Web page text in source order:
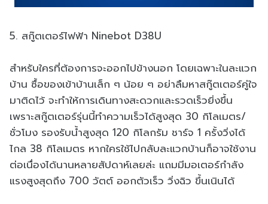
5. สกู๊ตเตอร์ไฟฟ้า Ninebot D38U
สำหรับใครที่ต้องการจะออกไปข้างนอก โดยเฉพาะในละแวก
บ้าน ซื้อของเข้าบ้านเล็ก ๆ น้อย ๆ อย่าลืมหาสกู๊ตเตอร์คู่ใจ
มาติดไว้ จะทำให้การเดินทางสะดวกและรวดเร็วยิ่งขึ้น
เพราะสกู๊ตเตอร์รุ่นนี้ทำความเร็วได้สูงสุด 30 กิโลเมตร/
ชั่วโมง รองรับน้ำสูงสุด 120 กิโลกรัม ชาร์จ 1 ครั้งวิ่งได้
ไกล 38 กิโลเมตร หากใครใช้ไปกลับละแวกบ้านก็อาจใช้งาน
ต่อเนื่องได้นานหลายสัปดาห์เลยล่ะ แถมมีมอเตอร์กำลัง
แรงสูงสุดถึง 700 วัตต์ ออกตัวเร็ว วิ่งฉิว ขึ้นเนินได้